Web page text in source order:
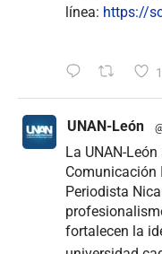
línea: https://
1
UNAN-León
La UNAN-
Comunicación
Periodista
fortalecen la